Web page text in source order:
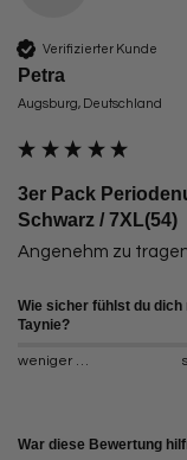
Verifizierter Kunde
Petra
Augsburg, Deutschland
3er Pack
Schwarz / 7XL(54)
Angenehm zu
Wie sicher fühlst du dich
Taynie?
weniger sicher
War diese Bewertung